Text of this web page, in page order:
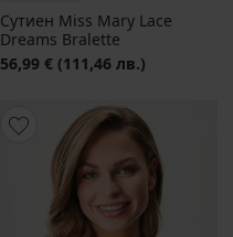
Сутиен Miss Mary Lace
Dreams Bralette
56,99 € (111,46 лв.)